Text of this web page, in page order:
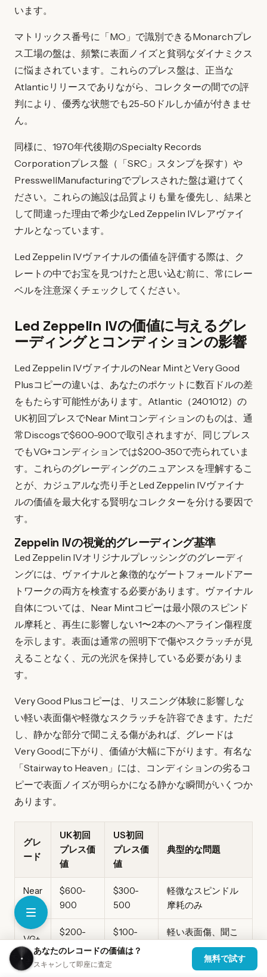
います。
マトリックス番号に「MO」で識別できるMonarchプレ
ス工場の盤は、頻繁に表面ノイズと貧弱なダイナミクス
に悩まされています。これらのプレス盤は、正当な
Atlanticリリースでありながら、コレクターの間での評
判により、優秀な状態でも25-50ドルしか値が付きませ
ん。
同様に、1970年代後期のSpecialty Records
Corporationプレス盤（「SRC」スタンプを探す）や
PresswellManufacturingでプレスされた盤は避けてく
ださい。これらの施設は品質よりも量を優先し、結果と
して間違った理由で希少なLed Zeppelin IVレアヴァイ
ナルとなっています。
Led Zeppelin IVヴァイナルの価値を評価する際は、ク
レートの中でお宝を見つけたと思い込む前に、常にレー
ベルを注意深くチェックしてください。
Led Zeppelin IVの価値に与えるグレ
ーディングとコンディションの影響
Led Zeppelin IVヴァイナルのNear MintとVery Good
Plusコピーの違いは、あなたのポケットに数百ドルの差
をもたらす可能性があります。Atlantic（2401012）の
UK初回プレスでNear Mintコンディションのものは、通
常Discogsで$600-900で取引されますが、同じプレス
でもVG+コンディションでは$200-350で売られていま
す。これらのグレーディングのニュアンスを理解するこ
とが、カジュアルな売り手とLed Zeppelin IVヴァイナ
ルの価値を最大化する賢明なコレクターを分ける要因で
す。
Zeppelin IVの視覚的グレーディング基準
Led Zeppelin IVオリジナルプレッシングのグレーディ
ングには、ヴァイナルと象徴的なゲートフォールドアー
トワークの両方を検査する必要があります。ヴァイナル
自体については、Near Mintコピーは最小限のスピンド
ル摩耗と、再生に影響しない1〜2本のヘアライン傷程度
を示します。表面は通常の照明下で傷やスクラッチが見
えることなく、元の光沢を保持している必要がありま
す。
Very Good Plusコピーは、リスニング体験に影響しな
い軽い表面傷や軽微なスクラッチを許容できます。ただ
し、静かな部分で聞こえる傷があれば、グレードは
Very Goodに下がり、価値が大幅に下がります。有名な
「Stairway to Heaven」には、コンディションの劣るコ
ピーで表面ノイズが明らかになる静かな瞬間がいくつか
あります。
グレ
ード
UK初回
プレス価
値
US初回
プレス価
値
典型的な問題
Near
$600-
900
$300-
500
軽微なスピンドル
摩耗のみ
VG+
$200-
350
$100-
200
軽い表面傷、聞こ
える欠陥なし
多少の表面ノイ
あなたのレコードの価値は？
スキャンして即座に査定
無料で試す